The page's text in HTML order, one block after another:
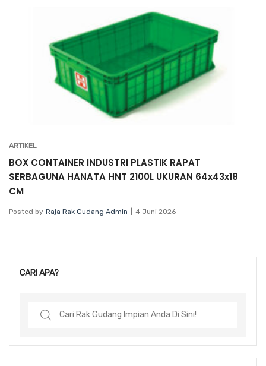
ARTIKEL
BOX CONTAINER INDUSTRI PLASTIK RAPAT
SERBAGUNA HANATA HNT 2100L UKURAN 64x43x18
CM
Posted by Raja Rak Gudang Admin 4 Juni 2026
CARI APA?
Search